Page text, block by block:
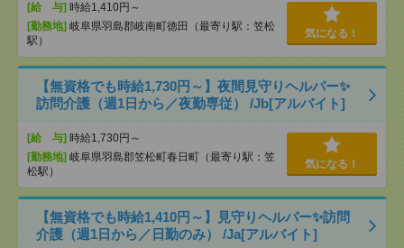
[給 与] 時給1,410円～
[勤務地] 岐阜県羽島郡岐南町徳田（最寄り駅：笠松
駅）
気になる！
【無資格でも時給1,730円～】夜間見守りヘルパー✨
訪問介護（週1日から／夜勤専従） /Jb[アルバイト]
[給 与] 時給1,730円～
[勤務地] 岐阜県羽島郡笠松町春日町（最寄り駅：笠
松駅）
気になる！
【無資格でも時給1,410円～】見守りヘルパー✨訪問
介護（週1日から／日勤のみ） /Ja[アルバイト]